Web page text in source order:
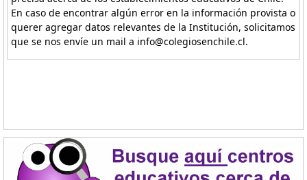
En caso de encontrar algún error en la información provista o
querer agregar datos relevantes de la Institución, solicitamos
que se nos envíe un mail a info@colegiosenchile.cl.